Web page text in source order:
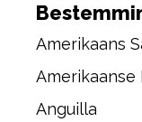
Amerikaans
Amerikaanse
Anguilla